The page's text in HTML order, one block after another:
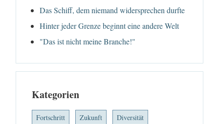
Das Schiff, dem niemand widersprechen durfte
Hinter jeder Grenze beginnt eine andere Welt
"Das ist nicht meine Branche!"
Kategorien
Fortschritt Zukunft Diversität